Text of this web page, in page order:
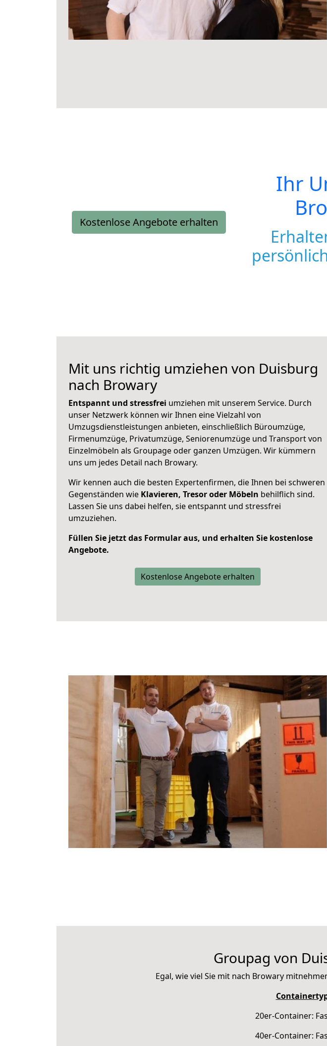
Kostenlose Angebote erhalten
Ihr
Mit uns richtig umziehen von Duisburg
nach Browary
Entspannt und stressfrei umziehen mit unserem Service. Durch
unser Netzwerk können wir Ihnen eine Vielzahl von
Umzugsdienstleistungen anbieten, einschließlich Büroumzüge,
Firmenumzüge, Privatumzüge, Seniorenumzüge und Transport von
Einzelmöbeln als Groupage oder ganzen Umzügen. Wir kümmern
uns um jedes Detail nach Browary.
Wir kennen auch die besten Expertenfirmen, die Ihnen bei schweren
Gegenständen wie Klavieren, Tresor oder Möbeln behilflich sind.
Lassen Sie uns dabei helfen, sie entspannt und stressfrei
umzuziehen.
Füllen Sie jetzt das Formular aus, und erhalten Sie kostenlose
Angebote.
Kostenlose Angebote erhalten
Groupag von
Egal, wie viel Sie mit nach Browary
20er-Container:
40er-Container: